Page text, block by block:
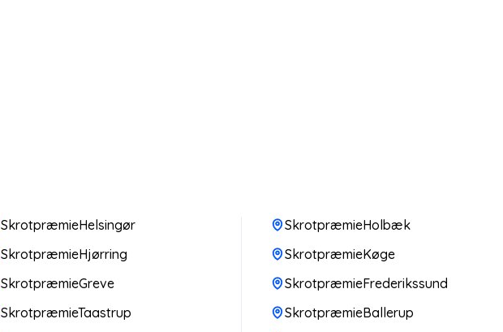
SkrotpræmieHelsingør
SkrotpræmieHjørring
SkrotpræmieGreve
SkrotpræmieTaastrup
SkrotpræmieHolbæk
SkrotpræmieKøge
SkrotpræmieFrederikssund
SkrotpræmieBallerup